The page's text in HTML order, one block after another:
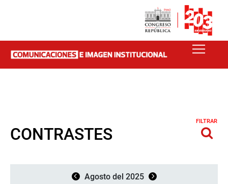
CONTRASTES
FILTRAR
Agosto del 2025